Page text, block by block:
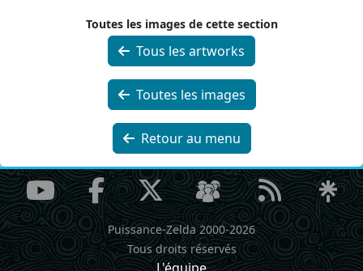
Toutes les images de cette section
Tous les artworks
Toutes les images
Retour au menu
Puissance-Zelda 2000-2026
Tous droits réservés